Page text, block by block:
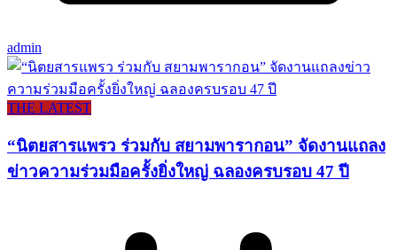
admin
THE LATEST
“นิตยสารแพรว ร่วมกับ สยามพารากอน” จัดงานแถลง
ข่าวความร่วมมือครั้งยิ่งใหญ่ ฉลองครบรอบ 47 ปี